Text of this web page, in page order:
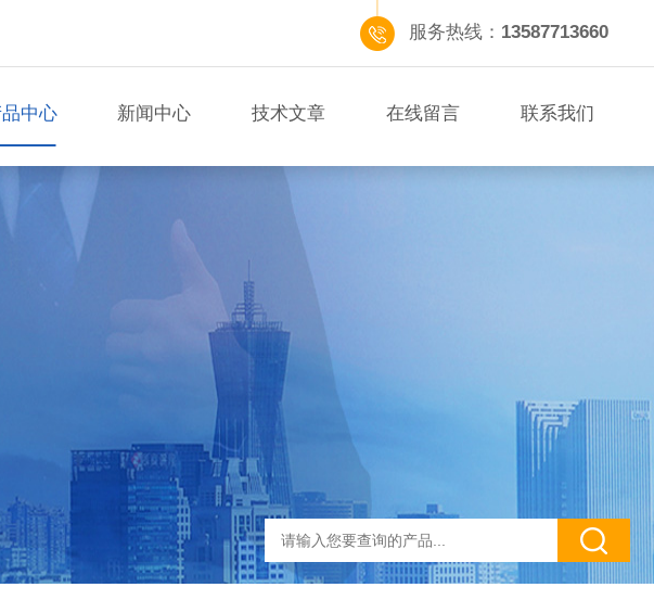
服务热线： 13587713660
中心 新闻中心 技术文章 在线留言 联系我们